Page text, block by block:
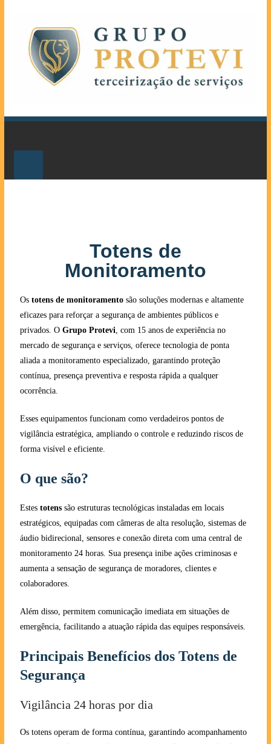
Totens de
Monitoramento
Os totens de monitoramentosão soluções modernas e altamente
eficazes para reforçar a segurança de ambientes públicos e
privados. O Grupo Protevi, com 15 anos de experiência no
mercado de segurança e serviços, oferece tecnologia de ponta
aliada a monitoramento especializado, garantindo proteção
contínua, presença preventiva e resposta rápida a qualquer
ocorrência.
Esses equipamentos funcionam como verdadeiros pontos de
vigilância estratégica, ampliando o controle e reduzindo riscos de
forma visível e eficiente.
O que são?
Estes totenssão estruturas tecnológicas instaladas em locais
estratégicos, equipadas com câmeras de alta resolução, sistemas de
áudio bidirecional, sensores e conexão direta com uma central de
monitoramento 24 horas. Sua presença inibe ações criminosas e
aumenta a sensação de segurança de moradores, clientes e
colaboradores.
Além disso, permitem comunicação imediata em situações de
emergência, facilitando a atuação rápida das equipes responsáveis.
Principais Benefícios dos Totens de
Segurança
Vigilância 24 horas por dia
Os totens operam de forma contínua, garantindo acompanhamento